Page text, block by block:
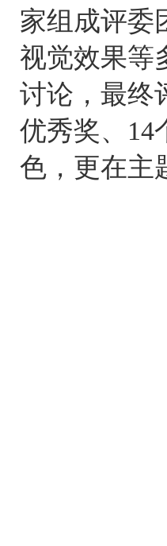
家组成评委
视觉效果等
讨论，最终
优秀奖、14
色，更在主